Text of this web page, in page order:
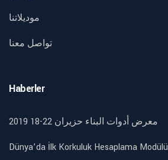
موديلاتنا
تواصل معنا
Haberler
2019 18-22 معرض أدوات البناء حزيران
Dünya’da İlk Korkuluk Hesaplama Modülü